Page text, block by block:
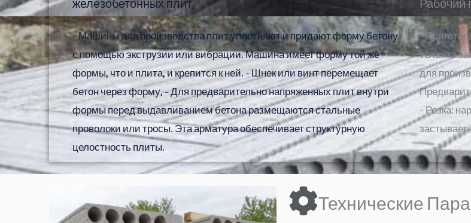
железобетонных плит
- Машины для производства плит уплотняют и придают форму бетону
с помощью экструзии или вибрации. Машина имеет форму той же
формы, что и плита, и крепится к ней. - Шнек или винт перемещает
бетон через форму, - Для предварительно напряженных плит внутри
формы перед выдавливанием бетона размещаются стальные
проволоки или тросы. Эта арматура обеспечивает структурную
целостность плиты.
Рабочий
-
тележка
для
- Резка:
Технические